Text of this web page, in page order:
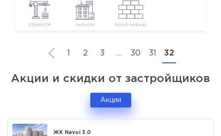
строится эконом моно-каркас
2 3 … 30 31 32
Акции и скидки от застройщиков
Акции
ЖК Navoi 3.0